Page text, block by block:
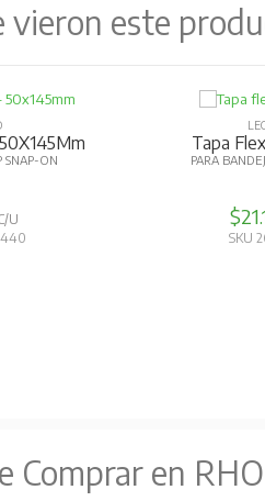
vieron este
SNAP-ON
U
Tapa
PARA
SKU
Comprar en